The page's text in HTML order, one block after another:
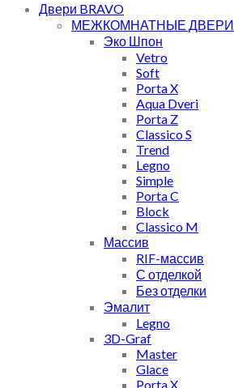
Двери BRAVO
МЕЖКОМНАТНЫЕ ДВЕРИ
Эко Шпон
Vetro
Soft
Porta X
Aqua Dveri
Porta Z
Classico S
Trend
Legno
Simple
Porta C
Block
Classico M
Массив
RIF-массив
С отделкой
Без отделки
Эмалит
Legno
3D-Graf
Master
Glace
Porta X